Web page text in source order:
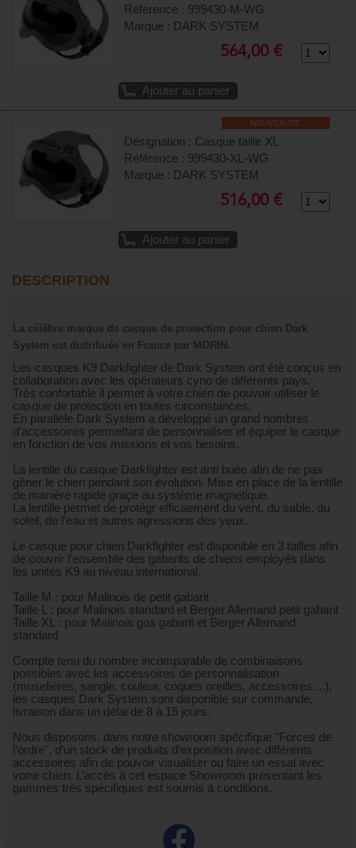
Référence : 999430-M-WG
Marque : DARK SYSTEM
564,00 €
Ajouter au panier
NOUVEAUTÉ
Désignation : Casque taille XL
Référence : 999430-XL-WG
Marque : DARK SYSTEM
516,00 €
Ajouter au panier
DESCRIPTION
La célébre marque de casque de protection pour chien Dark
System est distribuée en France par MORIN.
Les casques K9 Darkfighter de Dark System ont été conçus en
collaboration avec les opérateurs cyno de différents pays.
Très confortable il permet à votre chien de pouvoir utiliser le
casque de protection en toutes circonstances.
En parallèle Dark System a développé un grand nombres
d’accessoires permettant de personnaliser et équiper le casque
en fonction de vos missions et vos besoins.
La lentille du casque Darkfighter est anti buée afin de ne pas
gêner le chien pendant son évolution. Mise en place de la lentille
de manière rapide graçe au système magnetique.
La lentille permet de protégr efficaement du vent, du sable, du
soleil, de l’eau et autres agressions des yeux.
Le casque pour chien Darkfighter est disponible en 3 tailles afin
de couvrir l’ensemble des gabarits de chiens employés dans
les unités K9 au niveau international.
Taille M : pour Malinois de petit gabarit
Taille L : pour Malinois standard et Berger Allemand petit gabarit
Taille XL : pour Malinois gos gabarit et Berger Allemand
standard
Compte tenu du nombre incomparable de combinaisons
possibles avec les accessoires de personnalisation
(muselières, sangle, couleur, coques oreilles, accessoires....),
les casques Dark System sont disponible sur commande,
livraison dans un délai de 8 à 15 jours.
Nous disposons, dans notre showroom spécifique "Forces de
l’ordre", d’un stock de produits d’exposition avec différents
accessoires afin de pouvoir visualiser ou faire un essai avec
votre chien. L’accès à cet espace Showroom présentant les
gammes très spécifiques est soumis à conditions.